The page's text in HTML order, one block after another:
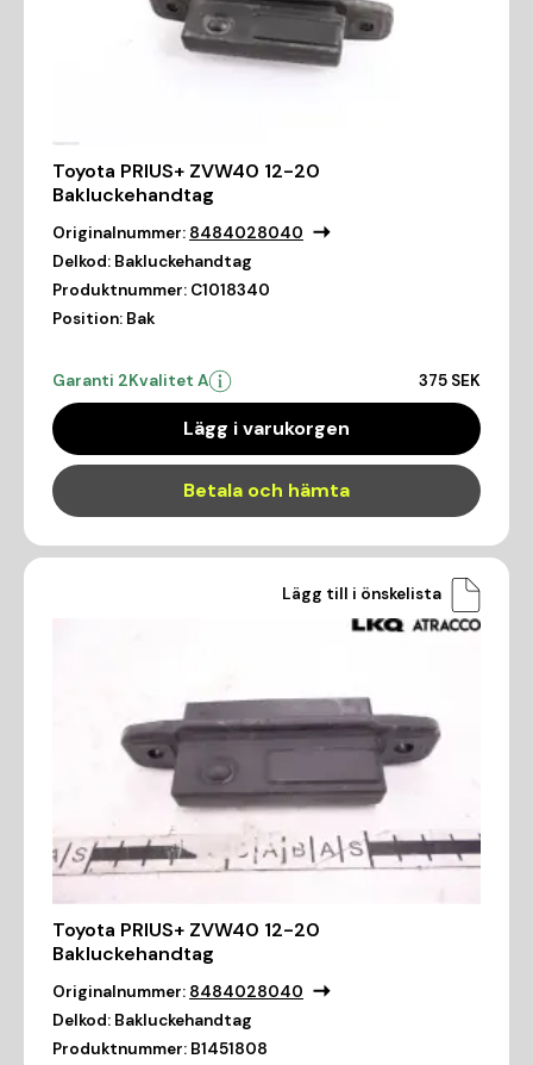
Toyota PRIUS+ ZVW40 12-20
Bakluckehandtag
Originalnummer: 8484028040
Delkod: Bakluckehandtag
Produktnummer: C1018340
Position: Bak
Garanti 2Kvalitet A 375 SEK
Lägg i varukorgen
Betala och hämta
Lägg till i önskelista
Toyota PRIUS+ ZVW40 12-20
Bakluckehandtag
Originalnummer: 8484028040
Delkod: Bakluckehandtag
Produktnummer: B1451808